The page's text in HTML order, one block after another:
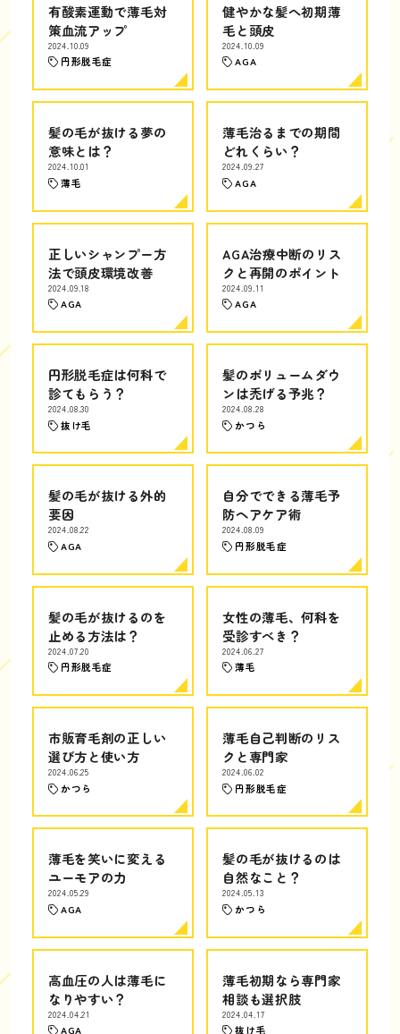
有酸素運動で薄毛対
策血流アップ
2024.10.09
円形脱毛症
健やかな髪へ初期薄
毛と頭皮
2024.10.09
AGA
髪の毛が抜ける夢の
意味とは？
2024.10.01
薄毛
薄毛治るまでの期間
どれくらい？
2024.09.27
AGA
正しいシャンプー方
法で頭皮環境改善
2024.09.18
AGA
AGA治療中断のリス
クと再開のポイント
2024.09.11
AGA
円形脱毛症は何科で
診てもらう？
2024.08.30
抜け毛
髪のボリュームダウ
ンは禿げる予兆？
2024.08.28
かつら
髪の毛が抜ける外的
要因
2024.08.22
AGA
自分でできる薄毛予
防ヘアケア術
2024.08.09
円形脱毛症
髪の毛が抜けるのを
止める方法は？
2024.07.20
円形脱毛症
女性の薄毛、何科を
受診すべき？
2024.06.27
薄毛
市販育毛剤の正しい
選び方と使い方
2024.06.25
かつら
薄毛自己判断のリス
クと専門家
2024.06.02
円形脱毛症
薄毛を笑いに変える
ユーモアの力
2024.05.29
AGA
髪の毛が抜けるのは
自然なこと？
2024.05.13
かつら
高血圧の人は薄毛に
なりやすい？
2024.04.21
AGA
薄毛初期なら専門家
相談も選択肢
2024.04.17
抜け毛